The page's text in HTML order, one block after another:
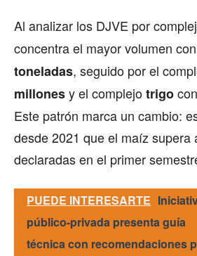
Al analizar los DJVE por
concentra el mayor volumen con
toneladas, seguido por el
millonesy el complejotrigocon
Este patrón marca un cambio:
desde 2021 que el maíz supera
declaradas en el primer
PUEDE INTERESARTE
público-privada presenta guía
técnica con recomendaciones